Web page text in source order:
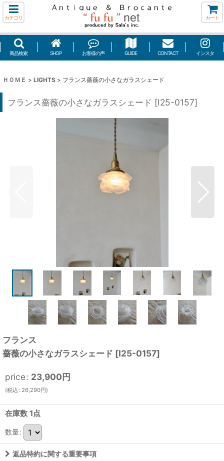
カテゴリ カート
商品検索 SHOP お客様の声 GUIDE CONTACT インスタ
ＨＯＭＥ > LIGHTS > フランス薔薇の小さなガラスシェード
フランス薔薇の小さなガラスシェード [I25-0157]
フランス
薔薇の小さなガラスシェード [I25-0157]
price: 23,900円
(税込 : 26,290円)
在庫数 1点
数量:
返品特約に関する重要事項